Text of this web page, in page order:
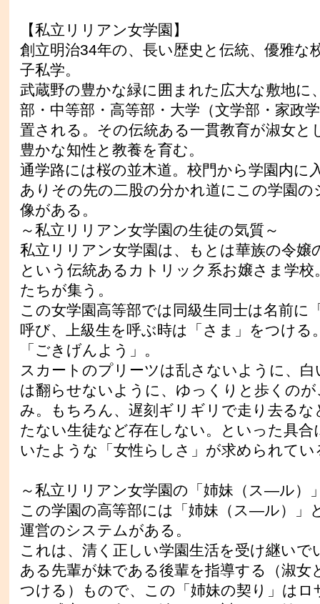
【私立リリアン女学園】
創立明治34年の、長い歴史と伝統、優雅な
子私学。
武蔵野の豊かな緑に囲まれた広大な敷地に
部・中等部・高等部・大学（文学部・家政
置される。その伝統ある一貫教育が淑女と
豊かな知性と教養を育む。
通学路には桜の並木道。校門から学園内に
ありその先の二股の分かれ道にこの学園
像がある。
～私立リリアン女学園の生徒の気質～
私立リリアン女学園は、もとは華族の令嬢
という伝統あるカトリック系お嬢さま学校
たちが集う。
この女学園高等部では同級生同士は名前に
呼び、上級生を呼ぶ時は「さま」をつける
「ごきげんよう」。
スカートのプリーツは乱さないように、
は翻らせないように、ゆっくりと歩くの
み。もちろん、遅刻ギリギリで走り去る
たない生徒など存在しない。といった具合
いたような「女性らしさ」が求められてい
～私立リリアン女学園の「姉妹（ス―ル）
この学園の高等部には「姉妹（ス―ル）」
運営のシステムがある。
これは、清く正しい学園生活を受け継いで
ある先輩が妹である後輩を指導する（淑女
つける）もので、この「姉妹の契り」はロ